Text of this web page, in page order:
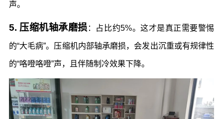
声。
5. 压缩机轴承磨损 ：占比约5%。这才是真正需要警惕
的“大毛病”。压缩机内部轴承磨损，会发出沉重或有规律性
的“咯噔咯噔”声，且伴随制冷效果下降。